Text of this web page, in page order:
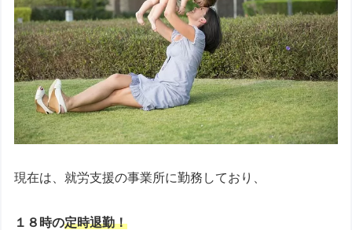
現在は、就労支援の事業所に勤務しており、
１８時の定時退勤！